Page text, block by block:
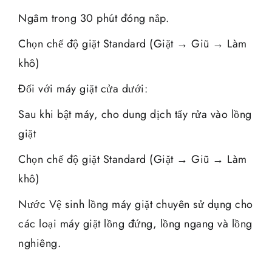
Ngâm trong 30 phút đóng nắp.
Chọn chế độ giặt Standard (Giặt → Giũ → Làm
khô)
Đối với máy giặt cửa dưới:
Sau khi bật máy, cho dung dịch tẩy rửa vào lồng
giặt
Chọn chế độ giặt Standard (Giặt → Giũ → Làm
khô)
Nước Vệ sinh lồng máy giặt chuyên sử dụng cho
các loại máy giặt lồng đứng, lồng ngang và lồng
nghiêng.